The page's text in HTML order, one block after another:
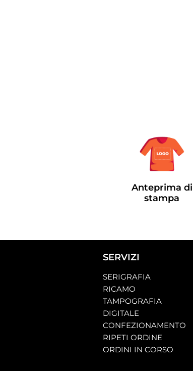
Anteprima di
stampa
SERVIZI
SERIGRAFIA
RICAMO
TAMPOGRAFIA
DIGITALE
CONFEZIONAMENTO
RIPETI ORDINE
ORDINI IN CORSO